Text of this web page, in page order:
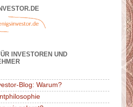
INVESTOREN UND
Blog: Warum?